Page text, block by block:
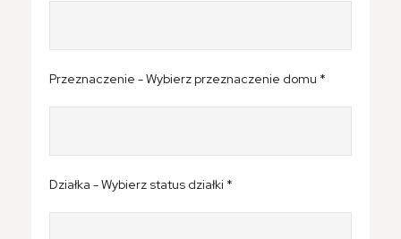
Przeznaczenie - Wybierz przeznaczenie domu *
Działka - Wybierz status działki *